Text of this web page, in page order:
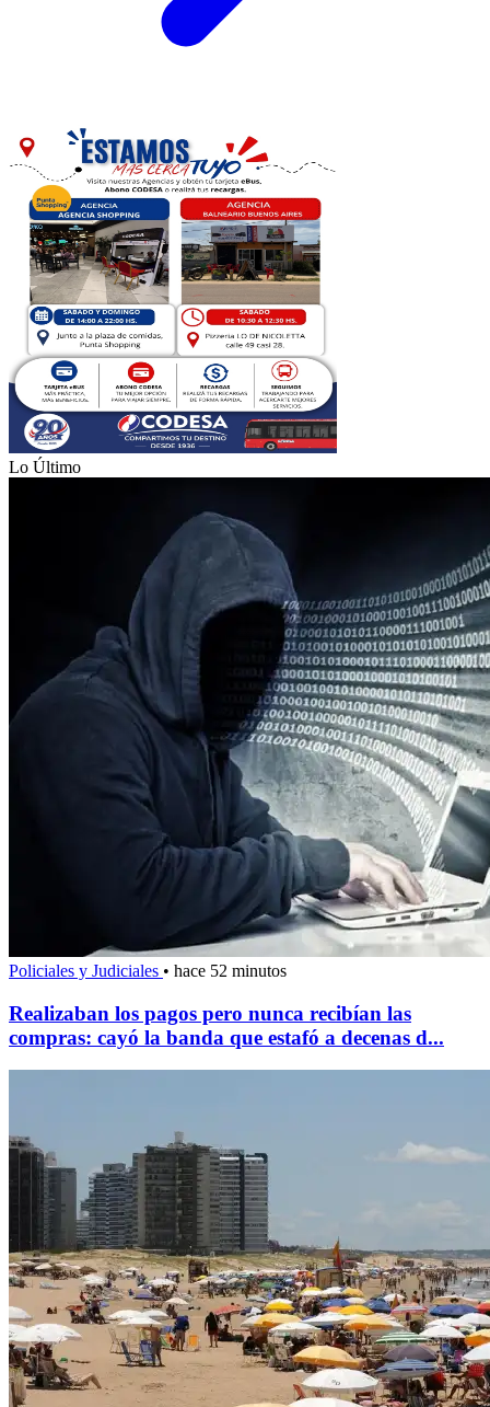
Lo Último
Policiales y Judiciales • hace 52 minutos
Realizaban los pagos pero nunca recibían las
compras: cayó la banda que estafó a decenas d...